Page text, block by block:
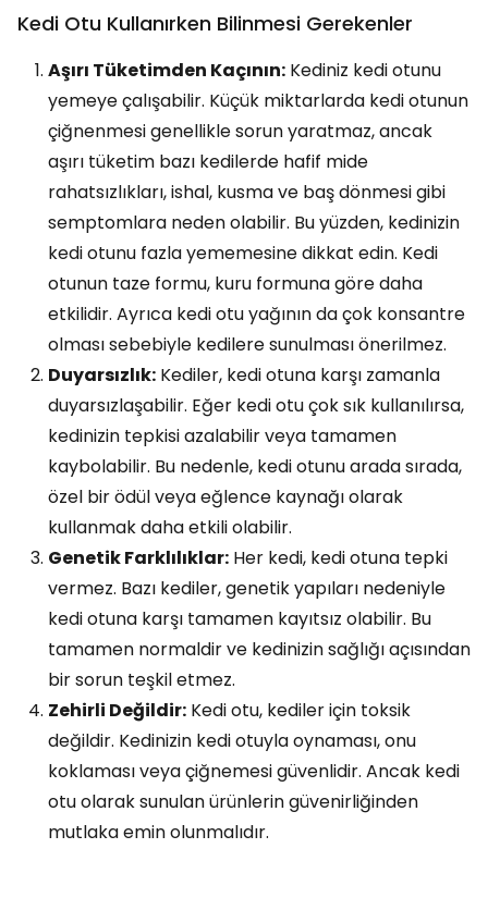
Kedi Otu Kullanırken Bilinmesi Gerekenler
Aşırı Tüketimden Kaçının: Kediniz kedi otunu
yemeye çalışabilir. Küçük miktarlarda kedi otunun
çiğnenmesi genellikle sorun yaratmaz, ancak
aşırı tüketim bazı kedilerde hafif mide
rahatsızlıkları, ishal, kusma ve baş dönmesi gibi
semptomlara neden olabilir. Bu yüzden, kedinizin
kedi otunu fazla yememesine dikkat edin. Kedi
otunun taze formu, kuru formuna göre daha
etkilidir. Ayrıca kedi otu yağının da çok konsantre
olması sebebiyle kedilere sunulması önerilmez.
Duyarsızlık: Kediler, kedi otuna karşı zamanla
duyarsızlaşabilir. Eğer kedi otu çok sık kullanılırsa,
kedinizin tepkisi azalabilir veya tamamen
kaybolabilir. Bu nedenle, kedi otunu arada sırada,
özel bir ödül veya eğlence kaynağı olarak
kullanmak daha etkili olabilir.
Genetik Farklılıklar: Her kedi, kedi otuna tepki
vermez. Bazı kediler, genetik yapıları nedeniyle
kedi otuna karşı tamamen kayıtsız olabilir. Bu
tamamen normaldir ve kedinizin sağlığı açısından
bir sorun teşkil etmez.
Zehirli Değildir: Kedi otu, kediler için toksik
değildir. Kedinizin kedi otuyla oynaması, onu
koklaması veya çiğnemesi güvenlidir. Ancak kedi
otu olarak sunulan ürünlerin güvenirliğinden
mutlaka emin olunmalıdır.